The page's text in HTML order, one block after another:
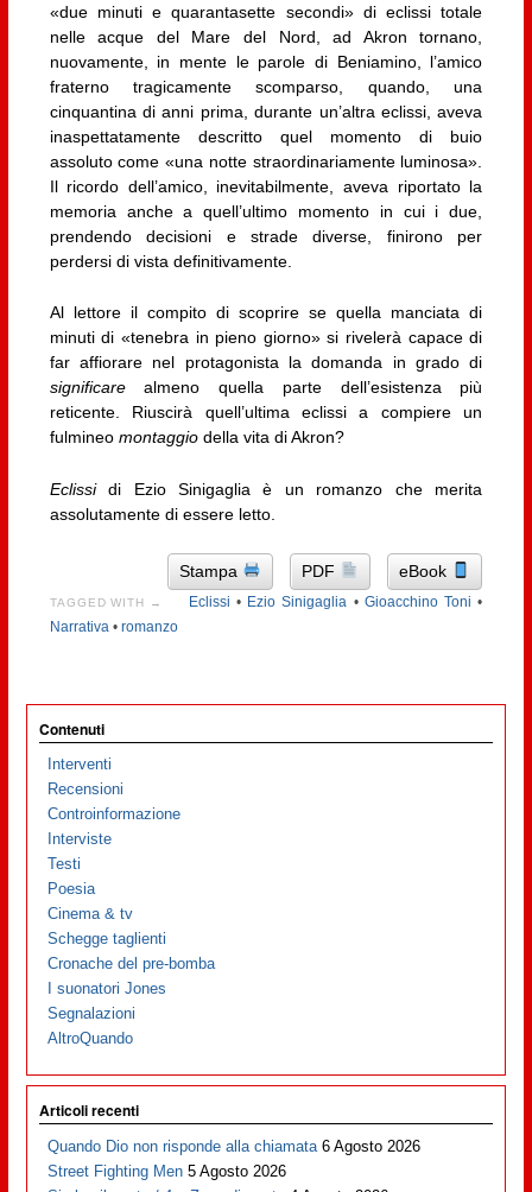
«due minuti e quarantasette secondi» di eclissi totale
nelle acque del Mare del Nord, ad Akron tornano,
nuovamente, in mente le parole di Beniamino, l’amico
fraterno tragicamente scomparso, quando, una
cinquantina di anni prima, durante un’altra eclissi, aveva
inaspettatamente descritto quel momento di buio
assoluto come «una notte straordinariamente luminosa».
Il ricordo dell’amico, inevitabilmente, aveva riportato la
memoria anche a quell’ultimo momento in cui i due,
prendendo decisioni e strade diverse, finirono per
perdersi di vista definitivamente.
Al lettore il compito di scoprire se quella manciata di
minuti di «tenebra in pieno giorno» si rivelerà capace di
far affiorare nel protagonista la domanda in grado di
significarealmeno quella parte dell’esistenza più
reticente. Riuscirà quell’ultima eclissi a compiere un
fulmineo montaggiodella vita di Akron?
Eclissidi Ezio Sinigaglia è un romanzo che merita
assolutamente di essere letto.
Stampa PDF eBook
TAGGED WITH → Eclissi • Ezio Sinigaglia • Gioacchino Toni •
Narrativa• romanzo
Contenuti
Interventi
Recensioni
Controinformazione
Interviste
Testi
Poesia
Cinema & tv
Schegge taglienti
Cronache del pre-bomba
I suonatori Jones
Segnalazioni
AltroQuando
Articoli recenti
Quando Dio non risponde alla chiamata 6 Agosto 2026
Street Fighting Men 5 Agosto 2026